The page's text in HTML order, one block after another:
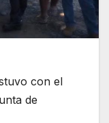
con el
de